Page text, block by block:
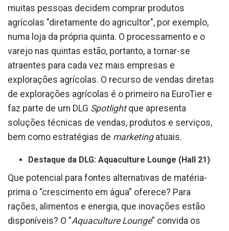
muitas pessoas decidem comprar produtos
agrícolas "diretamente do agricultor", por exemplo,
numa loja da própria quinta. O processamento e o
varejo nas quintas estão, portanto, a tornar-se
atraentes para cada vez mais empresas e
explorações agrícolas. O recurso de vendas diretas
de explorações agrícolas é o primeiro na EuroTier e
faz parte de um DLG Spotlightque apresenta
soluções técnicas de vendas, produtos e serviços,
bem como estratégias de marketing atuais.
Destaque da DLG: Aquaculture Lounge (Hall 21)
Que potencial para fontes alternativas de matéria-
prima o “crescimento em água” oferece? Para
rações, alimentos e energia, que inovações estão
disponíveis? O "Aquaculture Lounge" convida os